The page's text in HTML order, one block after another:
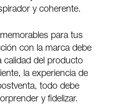
y coherente.
para tus
con la marca debe
calidad del producto
la experiencia de
todo debe
y fidelizar.